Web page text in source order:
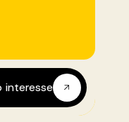
interesse